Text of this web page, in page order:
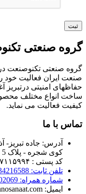
گروه صنعتی
صنعت ایران فعالیت خود را
حفاظهای امنیتی درتبریز
ساخت انواع مختلف
کیفیت فعالیت می نماید.
تماس با ما
آدرس:
کوی شجره - پلاک 5
کد پستی : ۵۱۹۷۱۱۵۹۹۴
تلفن ثابت: 34216588 - 041
شماره همراه: 09145802069
ایمیل: info@technosanaat.com